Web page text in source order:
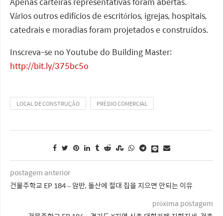
Vários outros edifícios de escritórios, igrejas, hospitais,
catedrais e moradias foram projetados e construídos.
Inscreva-se no Youtube do Building Master:
http://bit.ly/375bc5o
LOCAL DE CONSTRUÇÃO PRÉDIO COMERCIAL
postagem anterior
건물주학교 EP 184 – 암반, 돌산에 절대 집을 지으면 안되는 이유
próxima postagem